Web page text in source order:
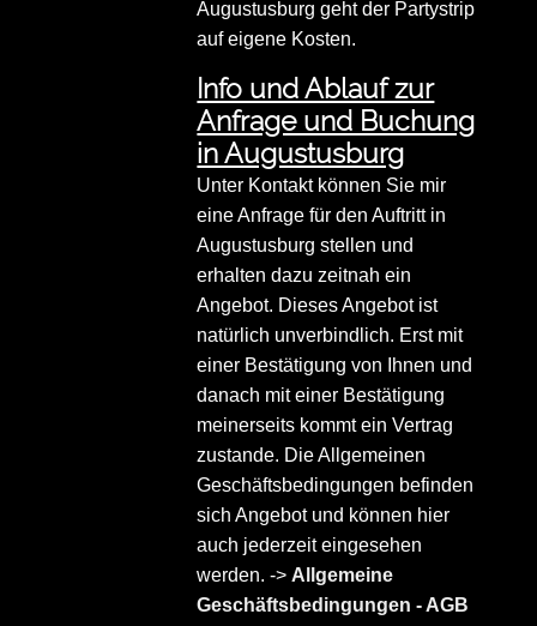
Augustusburg geht der Partystrip
auf eigene Kosten.
Info und Ablauf zur
Anfrage und Buchung
in Augustusburg
Unter Kontakt können Sie mir
eine Anfrage für den Auftritt in
Augustusburg stellen und
erhalten dazu zeitnah ein
Angebot. Dieses Angebot ist
natürlich unverbindlich. Erst mit
einer Bestätigung von Ihnen und
danach mit einer Bestätigung
meinerseits kommt ein Vertrag
zustande. Die Allgemeinen
Geschäftsbedingungen befinden
sich Angebot und können hier
auch jederzeit eingesehen
werden. ->Allgemeine
Geschäftsbedingungen - AGB